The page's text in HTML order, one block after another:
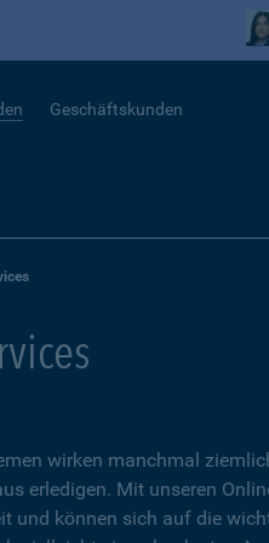
Geschäftskunden
wirken manchmal
erledigen. Mit unseren
und können sich auf die